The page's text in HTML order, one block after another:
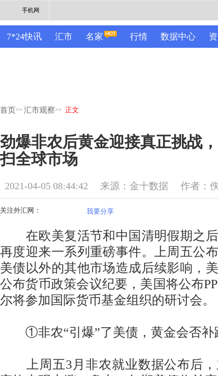
手机网
7*24快讯 汇市 名家 行情 数据中心
首页>> 汇市观察>> 正文
劲爆非农后黄金迎接真正挑战
扫全球市场
2021-04-05 08:44:42 来源：金十数据 作者：
关注外汇网： 我要分享
在欧美复活节和中国清明假期之后
再度迎来一系列重磅事件。上周五公
美债以外的其他市场造成后续影响，
公布货币政策会议纪要，美国将公布
尔将参加国际货币基金组织的研讨会。
①非农“引爆”了美债，黄金会否补
上周五3月非农就业数据公布后，